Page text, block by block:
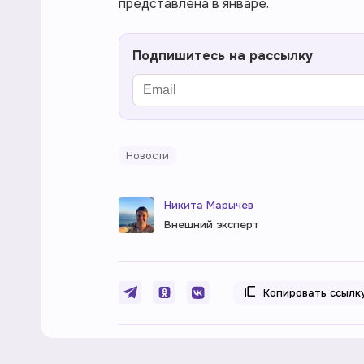
представлена в январе.
Подпишитесь на рассылку
Новости
Никита Марычев
Внешний эксперт
Копировать